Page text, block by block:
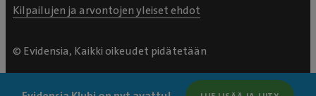
Kilpailujen ja arvontojen yleiset ehdot
© Evidensia, Kaikki oikeudet pidätetään